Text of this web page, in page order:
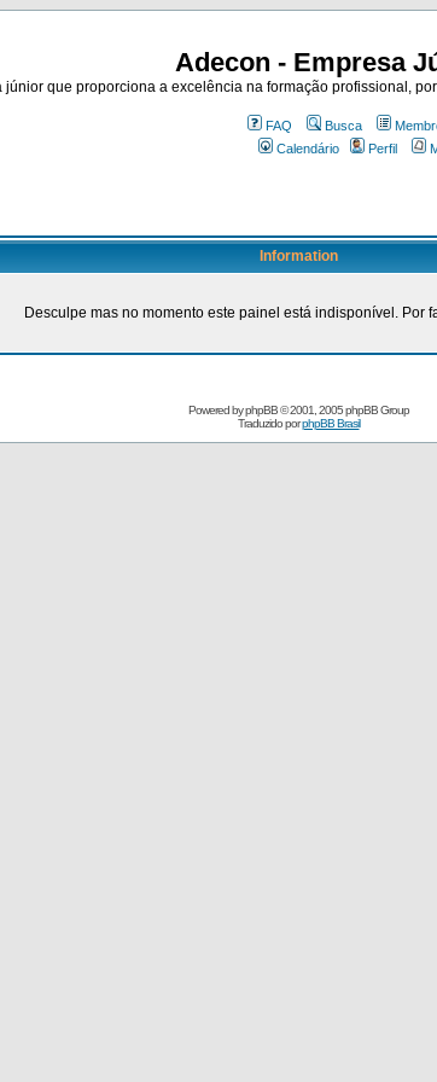
Adecon - Empresa
júnior que proporciona a excelência na formação profissional,
FAQ Busca
Calendário
Perfil
Information
Desculpe mas no momento este painel está indisponível. Por
Powered byphpBB© 2001, 2005 phpBB Group
Traduzido porphpBB Brasil